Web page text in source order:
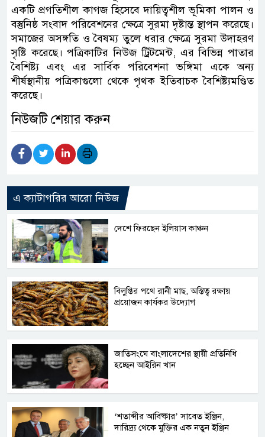
একটি প্রগতিশীল কাগজ হিসেবে দায়িত্বশীল ভূমিকা পালন ও
বস্তুনিষ্ঠ সংবাদ পরিবেশনের ক্ষেত্রে সুরমা দৃষ্টান্ত স্থাপন করেছে।
সমাজের অসঙ্গতি ও বৈষম্য তুলে ধরার ক্ষেত্রে সুরমা উদাহরণ
সৃষ্টি করেছে। পত্রিকাটির নিউজ ট্রিটমেন্ট, এর বিভিন্ন পাতার
বৈশিষ্ট্য এবং এর সার্বিক পরিবেশনা ভঙ্গিমা একে অন্য
শীর্ষস্থানীয় পত্রিকাগুলো থেকে পৃথক ইতিবাচক বৈশিষ্ট্যমণ্ডিত
করেছে।
নিউজটি শেয়ার করুন
এ ক্যাটাগরির আরো নিউজ
দেশে ফিরছেন ইলিয়াস কাঞ্চন
বিলুপ্তির পথে রানী মাছ, অস্তিত্ব রক্ষায়
প্রয়োজন কার্যকর উদ্যোগ
জাতিসংঘে বাংলাদেশের স্থায়ী প্রতিনিধি
হচ্ছেন আইরিন খান
‘শতাব্দীর আবিষ্কার’ সাবেত ইঞ্জিন,
দারিদ্র্য থেকে মুক্তির এক নতুন ইঞ্জিন